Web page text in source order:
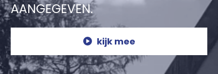
AANGEGEVEN.
kijk mee